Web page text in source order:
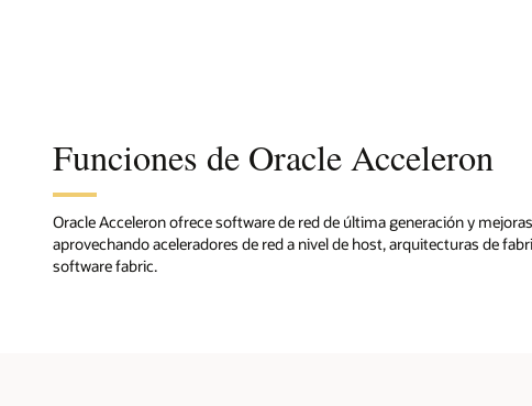
Funciones de Oracle Acceleron
Oracle Acceleron ofrece software de red de última generación y
aprovechando aceleradores de red a nivel de host, arquitecturas de
software fabric.